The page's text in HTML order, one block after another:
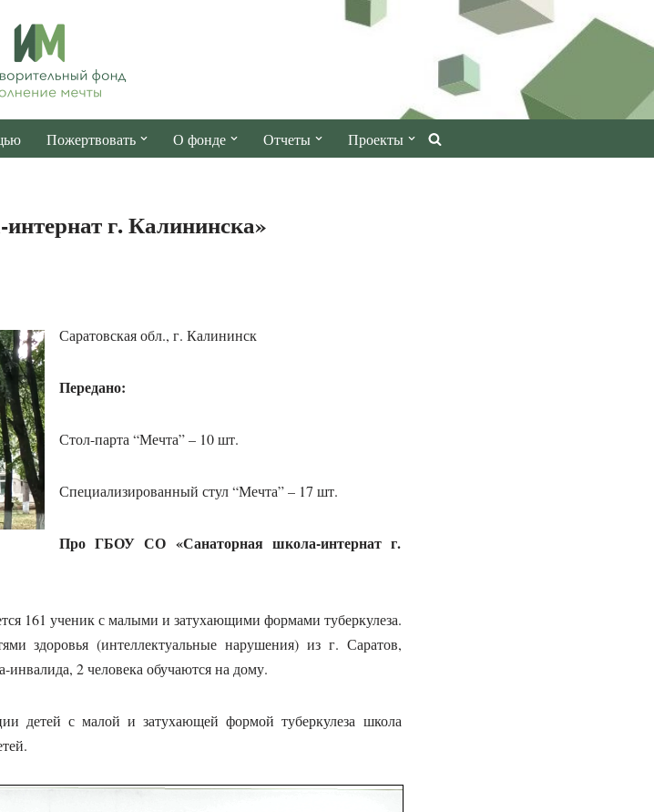
Пожертвовать О фонде Отчеты Проекты
г. Калининска»
Саратовская обл., г. Калининск
Передано:
Стол-парта “Мечта” – 10 шт.
Специализированный стул “Мечта” – 17 шт.
Про ГБОУ СО «Санаторная школа-интернат г.
161 ученик с малыми и затухающими формами туберкулеза.
здоровья (интеллектуальные нарушения) из г. Саратов,
2 человека обучаются на дому.
детей с малой и затухающей формой туберкулеза школа